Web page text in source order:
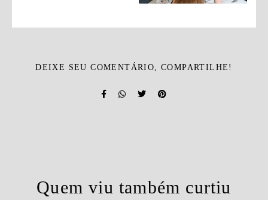
DEIXE SEU COMENTÁRIO, COMPARTILHE!
Quem viu também curtiu